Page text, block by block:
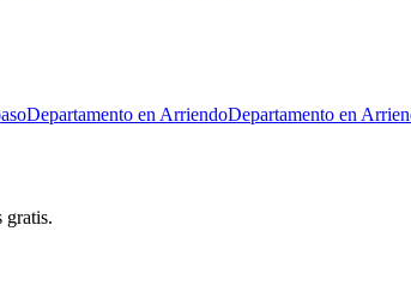
Departamento en ArriendoDepartamento en
gratis.